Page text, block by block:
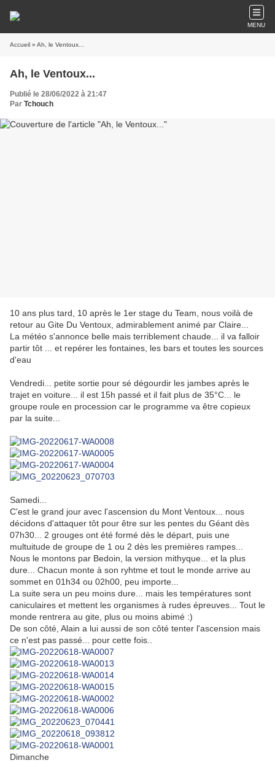
MENU
Accueil » Ah, le Ventoux...
Ah, le Ventoux...
Publié le 28/06/2022 à 21:47
Par Tchouch
10 ans plus tard, 10 après le 1er stage du Team, nous voilà de
retour au Gite Du Ventoux, admirablement animé par Claire...
La météo s'annonce belle mais terriblement chaude... il va falloir
partir tôt ... et repérer les fontaines, les bars et toutes les sources
d'eau
Vendredi... petite sortie pour sé dégourdir les jambes après le
trajet en voiture... il est 15h passé et il fait plus de 35°C... le
groupe roule en procession car le programme va être copieux
par la suite...
Samedi...
C'est le grand jour avec l'ascension du Mont Ventoux... nous
décidons d'attaquer tôt pour être sur les pentes du Géant dès
07h30... 2 grouges ont été formé dès le départ, puis une
multuitude de groupe de 1 ou 2 dès les premières rampes...
Nous le montons par Bedoin, la version mithyque... et la plus
dure... Chacun monte à son ryhtme et tout le monde arrive au
sommet en 01h34 ou 02h00, peu importe...
La suite sera un peu moins dure... mais les températures sont
caniculaires et mettent les organismes à rudes épreuves... Tout le
monde rentrera au gite, plus ou moins abimé :)
De son côté, Alain a lui aussi de son côté tenter l'ascension mais
ce n'est pas passé... pour cette fois..
Dimanche